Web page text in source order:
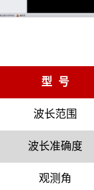
型 号
波长范围
波长准确度
观测角